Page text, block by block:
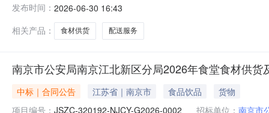
年食堂食材供货及配送服务合同签订日期2026-03-26采
发布时间： 2026-06-30 16:43
相关产品：
食材供货 配送服务
南京市公安局南京江北新区分局2026年食堂食材供货
中标｜合同公告 江苏省｜南京市 食品饮品
货物
项目编号： JSZC-320192-NJCY-G2026-0002 招标单位： 南京市